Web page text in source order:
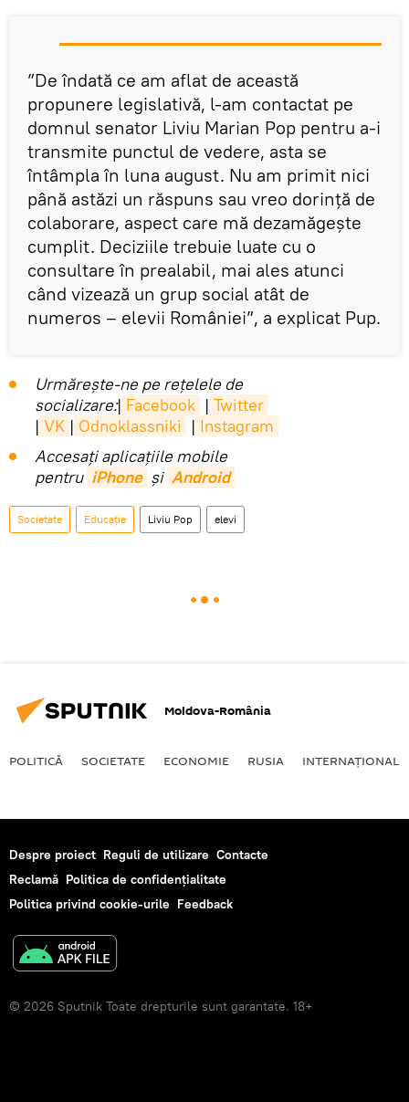
”De îndată ce am aflat de această
propunere legislativă, l-am contactat pe
domnul senator Liviu Marian Pop pentru a-i
transmite punctul de vedere, asta se
întâmpla în luna august. Nu am primit nici
până astăzi un răspuns sau vreo dorință de
colaborare, aspect care mă dezamăgește
cumplit. Deciziile trebuie luate cu o
consultare în prealabil, mai ales atunci
când vizează un grup social atât de
numeros – elevii României”, a explicat Pup.
Urmărește-ne pe rețelele de
socializare:| Facebook | Twitter
| VK | Odnoklassniki | Instagram
Accesaţi aplicaţiile mobile
pentru iPhone și Android
Societate Educație Liviu Pop elevi
Moldova-România
POLITICĂ SOCIETATE ECONOMIE RUSIA INTERNAŢIONAL
Despre proiect Reguli de utilizare Contacte
Reclamă Politica de confidențialitate
Politica privind cookie-urile Feedback
© 2026 Sputnik Toate drepturile sunt garantate. 18+